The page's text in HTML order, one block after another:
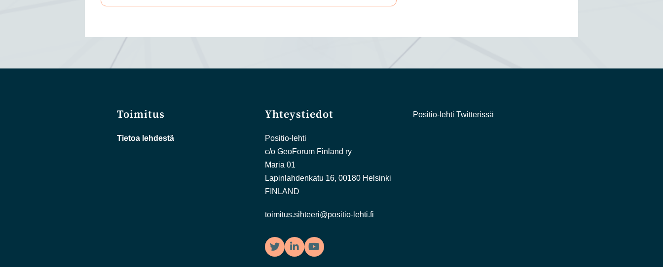
Toimitus
Tietoa lehdestä
Yhteystiedot
Positio-lehti
c/o GeoForum Finland ry
Maria 01
Lapinlahdenkatu 16, 00180 Helsinki
FINLAND
toimitus.sihteeri@positio-lehti.fi
Twitter LinkedInYouTube
Positio-lehti Twitterissä